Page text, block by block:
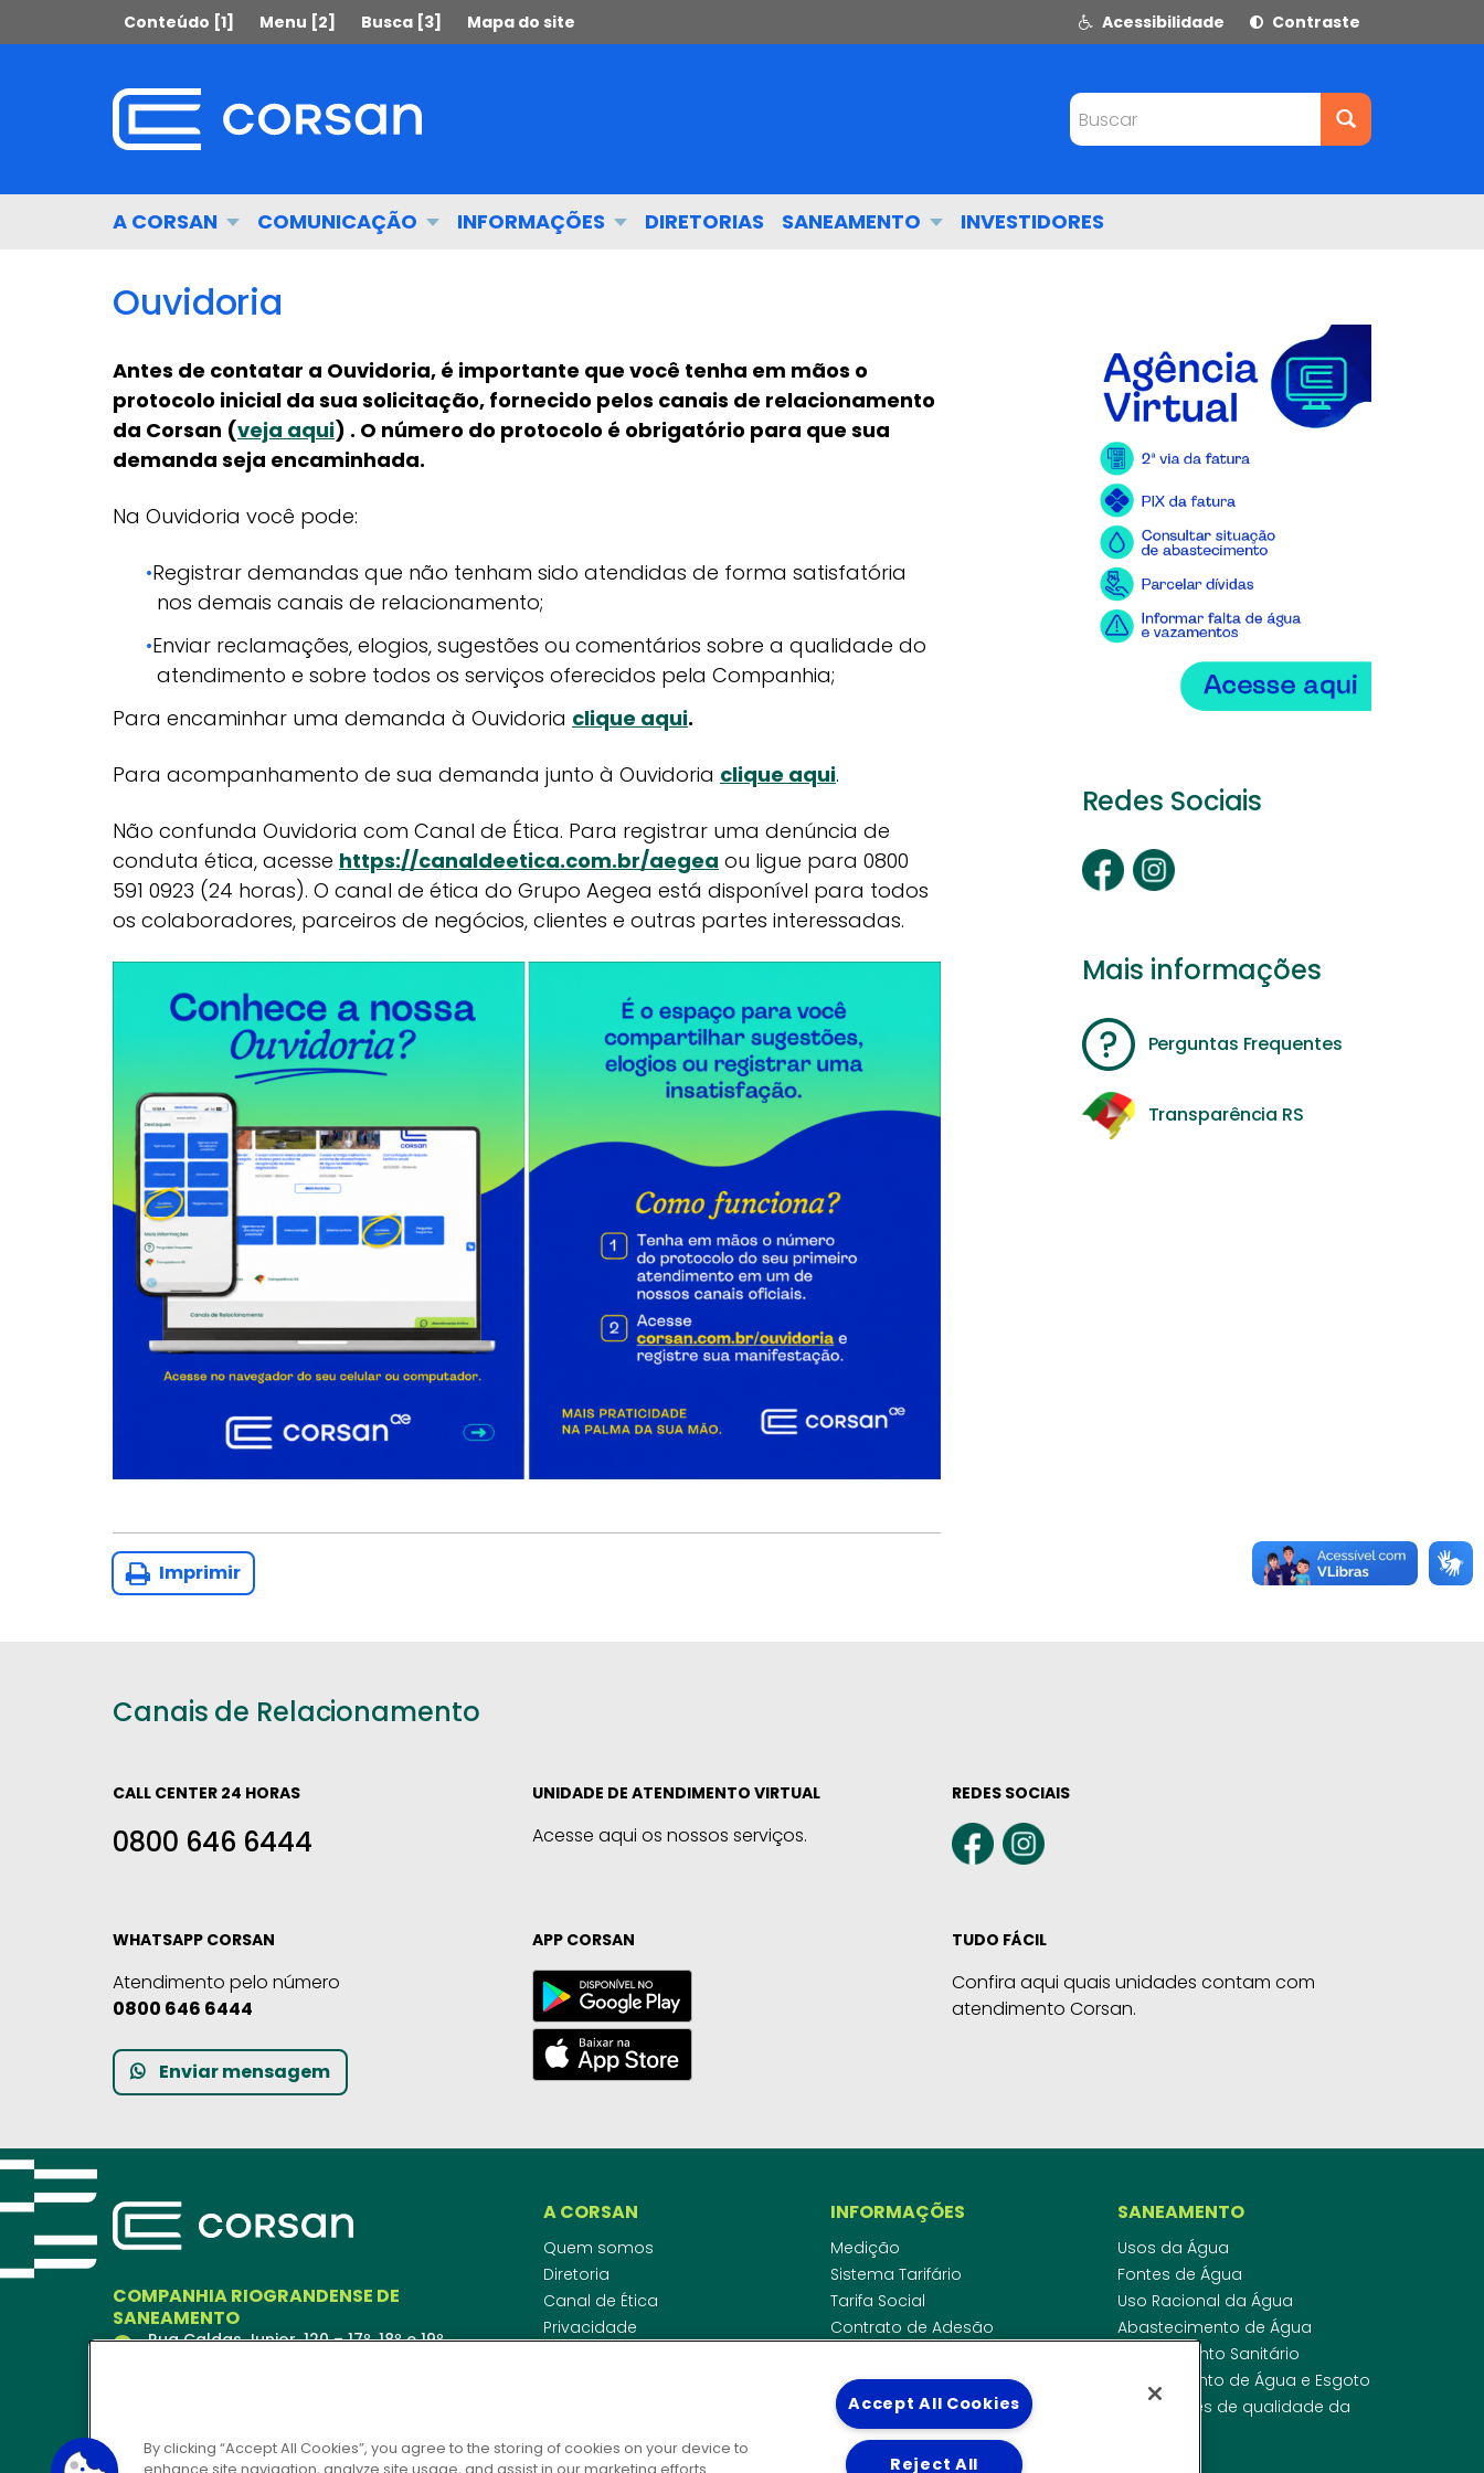
para
menu
para
Conteúdo [1] Menu [2] Busca [3] Mapa do site Acessibilidade Contraste
Buscar
do
A CORSAN COMUNICAÇÃO INFORMAÇÕES DIRETORIAS SANEAMENTO INVESTIDORES
Ouvidoria
Antes de contatar a Ouvidoria, é importante que você tenha em mãos o
protocolo inicial da sua solicitação, fornecido pelos canais de relacionamento
da Corsan (veja aqui) . O número do protocolo é obrigatório para que sua
demanda seja encaminhada.
Na Ouvidoria você pode:
Registrar demandas que não tenham sido atendidas de forma satisfatória
nos demais canais de relacionamento;
Enviar reclamações, elogios, sugestões ou comentários sobre a qualidade do
atendimento e sobre todos os serviços oferecidos pela Companhia;
Para encaminhar uma demanda à Ouvidoria clique aqui.
Para acompanhamento de sua demanda junto à Ouvidoria clique aqui.
Não confunda Ouvidoria com Canal de Ética. Para registrar uma denúncia de
conduta ética, acesse https://canaldeetica.com.br/aegea ou ligue para 0800
591 0923 (24 horas). O canal de ética do Grupo Aegea está disponível para todos
os colaboradores, parceiros de negócios, clientes e outras partes interessadas.
Imprimir
Redes Sociais
Mais informações
Perguntas Frequentes
Transparência RS
Canais de Relacionamento
CALL CENTER 24 HORAS
0800 646 6444
UNIDADE DE ATENDIMENTO VIRTUAL
Acesse aqui os nossos serviços.
REDES SOCIAIS
WHATSAPP CORSAN
Atendimento pelo número
0800 646 6444
Enviar mensagem
APP CORSAN TUDO FÁCIL
Confira aqui quais unidades contam com
atendimento Corsan.
COMPANHIA RIOGRANDENSE DE
SANEAMENTO
Rua Caldas Junior, 120 – 17º, 18º e 19º
A CORSAN
Quem somos
Diretoria
Canal de Ética
Privacidade
Notícias
INFORMAÇÕES
Medição
Sistema Tarifário
Tarifa Social
Contrato de Adesão
Agências Reguladoras
Cobrança pela Disponibilidade
Padrão de Ligação de Água
Guia Cadastro Técnico
SANEAMENTO
Usos da Água
Fontes de Água
Uso Racional da Água
Abastecimento de Água
Esgotamento Sanitário
Regulamento de Água e Esgoto
Indicadores de qualidade da
By clicking “Accept All Cookies”, you agree to the storing of cookies on your device to
enhance site navigation, analyze site usage, and assist in our marketing efforts.
Accept All Cookies
Reject All